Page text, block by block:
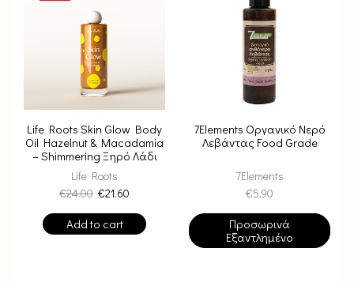
Life Roots Skin Glow Body
Oil Hazelnut & Macadamia
– Shimmering Ξηρό Λάδι
Ενυδάτωσης 100ml
Life Roots
€24.00 €21.60
Add to cart
7Elements Οργανικό Νερό
Λεβάντας Food Grade
7Elements
€5.90
Προσωρινά
Εξαντλημένο